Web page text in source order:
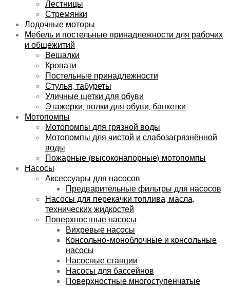
Лестницы
Стремянки
Лодочные моторы
Мебель и постельные принадлежности для рабочих
и общежитий
Вешалки
Кровати
Постельные принадлежности
Стулья, табуреты
Уличные щетки для обуви
Этажерки, полки для обуви, банкетки
Мотопомпы
Мотопомпы для грязной воды
Мотопомпы для чистой и слабозагрязнённой
воды
Пожарные (высоконапорные) мотопомпы
Насосы
Аксессуары для насосов
Предварительные фильтры для насосов
Насосы для перекачки топлива, масла,
технических жидкостей
Поверхностные насосы
Вихревые насосы
Консольно-моноблочные и консольные
насосы
Насосные станции
Насосы для бассейнов
Поверхностные многоступенчатые